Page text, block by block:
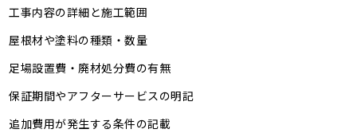
工事内容の詳細と施工範囲
屋根材や塗料の種類・数量
足場設置費・廃材処分費の有無
保証期間やアフターサービスの明記
追加費用が発生する条件の記載